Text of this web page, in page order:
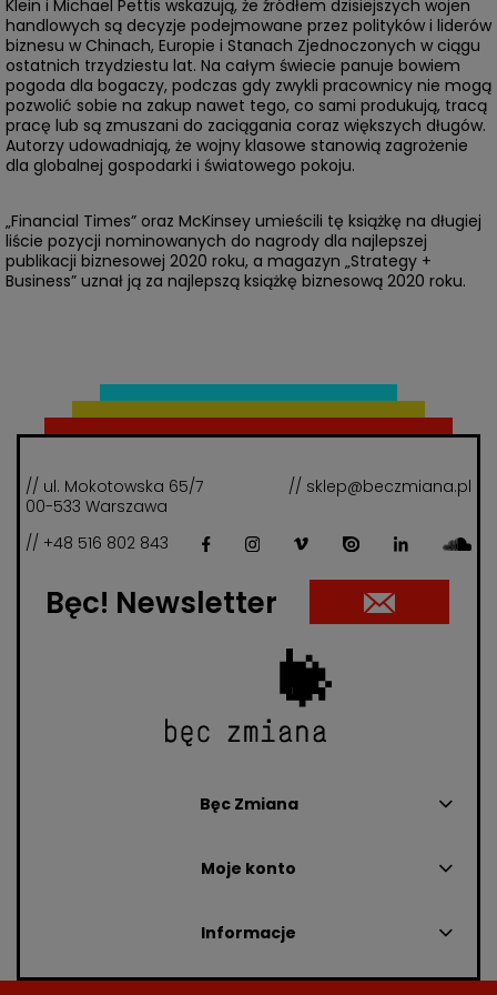
Klein i Michael Pettis wskazują, że źródłem dzisiejszych wojen
handlowych są decyzje podejmowane przez polityków i liderów
biznesu w Chinach, Europie i Stanach Zjednoczonych w ciągu
ostatnich trzydziestu lat. Na całym świecie panuje bowiem
pogoda dla bogaczy, podczas gdy zwykli pracownicy nie mogą
pozwolić sobie na zakup nawet tego, co sami produkują, tracą
pracę lub są zmuszani do zaciągania coraz większych długów.
Autorzy udowadniają, że wojny klasowe stanowią zagrożenie
dla globalnej gospodarki i światowego pokoju.
„Financial Times” oraz McKinsey umieścili tę książkę na długiej
liście pozycji nominowanych do nagrody dla najlepszej
publikacji biznesowej 2020 roku, a magazyn „Strategy +
Business” uznał ją za najlepszą książkę biznesową 2020 roku.
// ul. Mokotowska 65/7
00-533 Warszawa
// sklep@beczmiana.pl
// +48 516 802 843
Bęc! Newsletter
Bęc Zmiana
Moje konto
Informacje